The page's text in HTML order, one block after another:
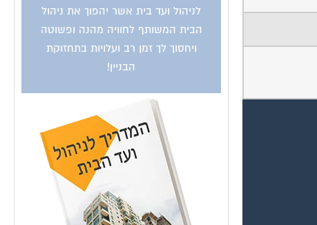
לניהול ועד בית אשר יהפוך את ניהול
הבית המשותף לחוויה מהנה ופשוטה
ויחסוך לך זמן רב ועלויות בתחזוקת
הבניין!